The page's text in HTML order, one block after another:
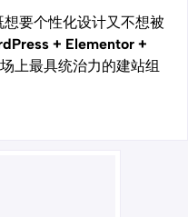
要个性化设计又不想被
+ Elementor +
上最具统治力的建站组